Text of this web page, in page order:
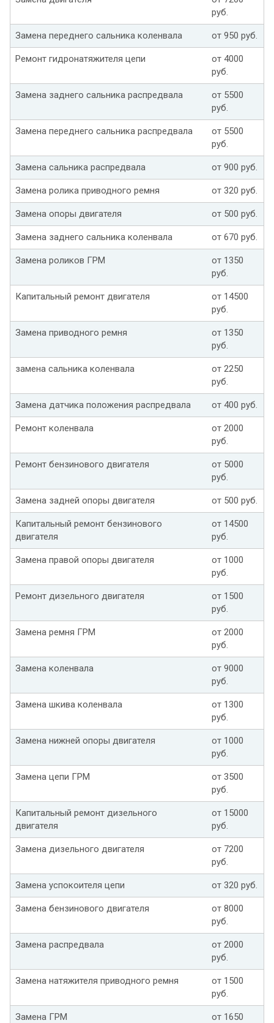
руб.
Замена переднего сальника коленвала от 950 руб.
Ремонт гидронатяжителя цепи
от 4000
руб.
Замена заднего сальника распредвала
от 5500
руб.
Замена переднего сальника распредвала
от 5500
руб.
Замена сальника распредвала от 900 руб.
Замена ролика приводного ремня от 320 руб.
Замена опоры двигателя от 500 руб.
Замена заднего сальника коленвала от 670 руб.
Замена роликов ГРМ
от 1350
руб.
Капитальный ремонт двигателя
от 14500
руб.
Замена приводного ремня
от 1350
руб.
замена сальника коленвала
от 2250
руб.
Замена датчика положения распредвала от 400 руб.
Ремонт коленвала
от 2000
руб.
Ремонт бензинового двигателя
от 5000
руб.
Замена задней опоры двигателя от 500 руб.
Капитальный ремонт бензинового
двигателя
от 14500
руб.
Замена правой опоры двигателя
от 1000
руб.
Ремонт дизельного двигателя
от 1500
руб.
Замена ремня ГРМ
от 2000
руб.
Замена коленвала
от 9000
руб.
Замена шкива коленвала
от 1300
руб.
Замена нижней опоры двигателя
от 1000
руб.
Замена цепи ГРМ
от 3500
руб.
Капитальный ремонт дизельного
двигателя
от 15000
руб.
Замена дизельного двигателя
от 7200
руб.
Замена успокоителя цепи от 320 руб.
Замена бензинового двигателя
от 8000
руб.
Замена распредвала
от 2000
руб.
Замена натяжителя приводного ремня
от 1500
руб.
Замена ГРМ
от 1650